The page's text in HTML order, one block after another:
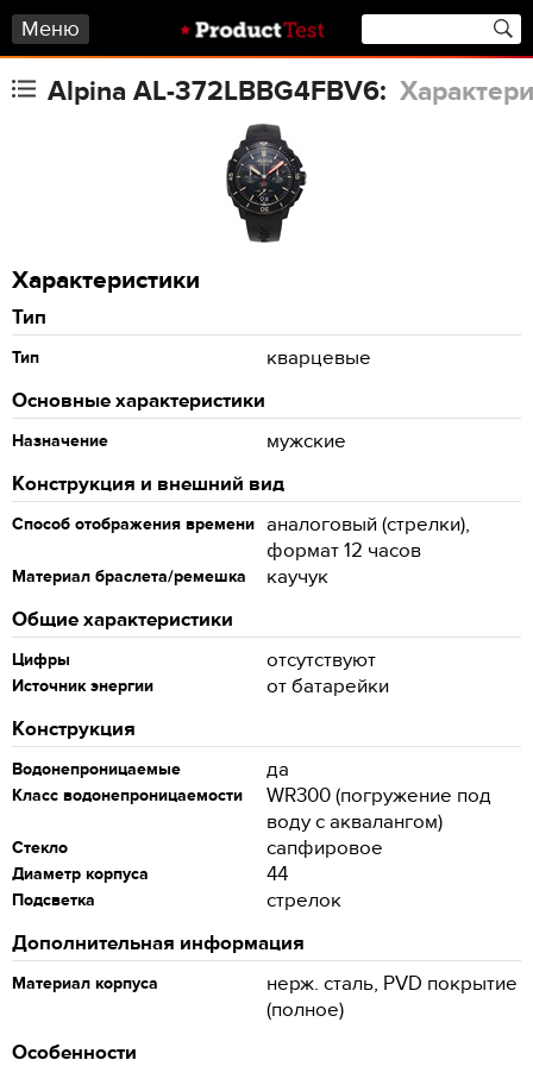
Меню
Alpina AL-372LBBG4FBV6:
Характеристики
Тип
Тип
кварцевые
Основные характеристики
Назначение
мужские
Конструкция и внешний вид
Способ отображения времени аналоговый (стрелки),
формат 12 часов
Материал браслета/ремешка
каучук
Общие характеристики
Цифры отсутствуют
Источник энергии
от батарейки
Конструкция
Водонепроницаемые да
Класс водонепроницаемости
WR300 (погружение под
воду с аквалангом)
Стекло сапфировое
Диаметр корпуса 44
Подсветка
стрелок
Дополнительная информация
Материал корпуса
нерж. сталь, PVD покрытие
(полное)
Особенности